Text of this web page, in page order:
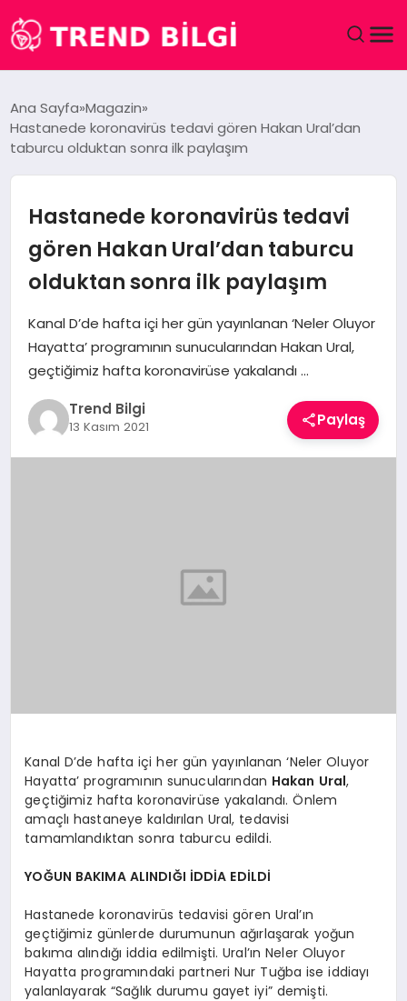
DÜNYA
MAGAZIN
SAĞLIK
SPOR
TEKNOLOJI
Ana Sayfa Magazin
Hastanede koronavirüs tedavi gören Hakan Ural’dan
taburcu olduktan sonra ilk paylaşım
Hastanede koronavirüs tedavi
gören Hakan Ural’dan taburcu
olduktan sonra ilk paylaşım
Kanal D’de hafta içi her gün yayınlanan ‘Neler Oluyor
Hayatta’ programının sunucularından Hakan Ural,
geçtiğimiz hafta koronavirüse yakalandı …
Trend Bilgi
13 Kasım 2021 Paylaş
Kanal D’de hafta içi her gün yayınlanan ‘Neler Oluyor
Hayatta’ programının sunucularından Hakan Ural,
geçtiğimiz hafta koronavirüse yakalandı. Önlem
amaçlı hastaneye kaldırılan Ural, tedavisi
tamamlandıktan sonra taburcu edildi.
YOĞUN BAKIMA ALINDIĞI İDDİA EDİLDİ
Hastanede koronavirüs tedavisi gören Ural’ın
geçtiğimiz günlerde durumunun ağırlaşarak yoğun
bakıma alındığı iddia edilmişti. Ural’ın Neler Oluyor
Hayatta programındaki partneri Nur Tuğba ise iddiayı
yalanlayarak “Sağlık durumu gayet iyi” demişti.